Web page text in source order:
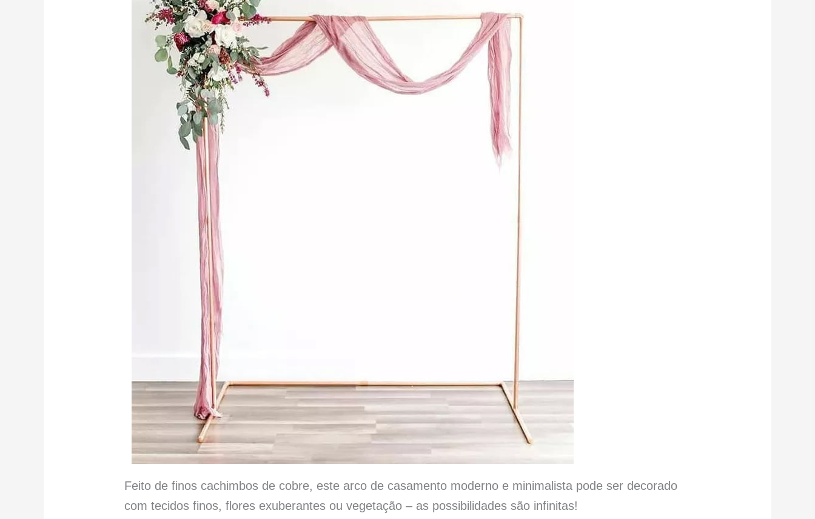
Feito de finos cachimbos de cobre, este arco de casamento moderno e minimalista pode ser decorado
com tecidos finos, flores exuberantes ou vegetação – as possibilidades são infinitas!